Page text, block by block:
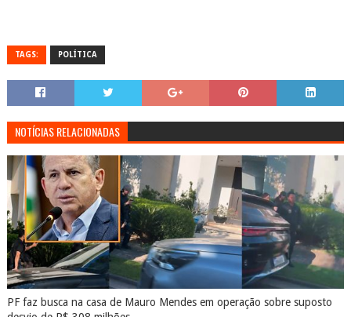
TAGS: POLÍTICA
NOTÍCIAS RELACIONADAS
PF faz busca na casa de Mauro Mendes em operação sobre suposto